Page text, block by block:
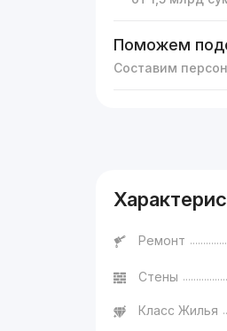
Поможем
Составим
Ремонт
Стены
Класс Жилья